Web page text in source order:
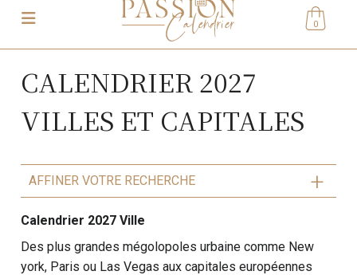
0
CALENDRIER 2027
VILLES ET CAPITALES
AFFINER VOTRE RECHERCHE
Calendrier 2027 Ville
Des plus grandes mégolopoles urbaine comme New
york, Paris ou Las Vegas aux capitales européennes